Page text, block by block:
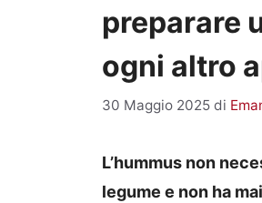
preparare
ogni altro
30 Maggio 2025 di
L’hummus non
legume e non ha